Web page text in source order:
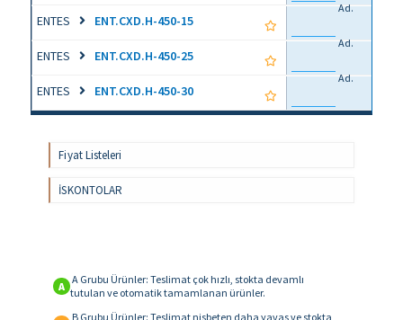
ENTES ENT.CXD.H-450-15
Ad.
ENTES ENT.CXD.H-450-25
Ad.
ENTES ENT.CXD.H-450-30
Ad.
Fiyat Listeleri
İSKONTOLAR
A A Grubu Ürünler: Teslimat çok hızlı, stokta devamlı
tutulan ve otomatik tamamlanan ürünler.
B Grubu Ürünler: Teslimat nisbeten daha yavas ve stokta